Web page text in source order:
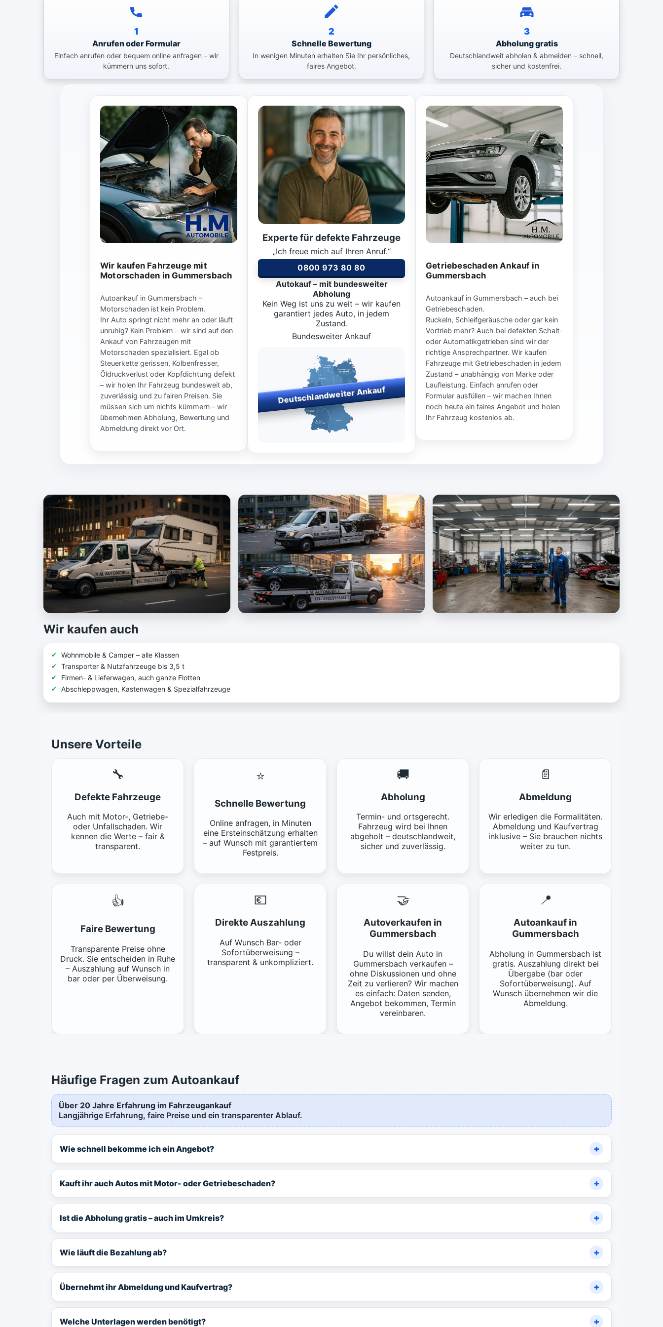
1
Anrufen oder Formular
Einfach anrufen oder bequem online anfragen – wir
kümmern uns sofort.
2
Schnelle Bewertung
In wenigen Minuten erhalten Sie Ihr persönliches,
faires Angebot.
3
Abholung gratis
Deutschlandweit abholen & abmelden – schnell,
sicher und kostenfrei.
Wir kaufen Fahrzeuge mit
Motorschaden in Gummersbach
Autoankauf in Gummersbach –
Motorschaden ist kein Problem.
Ihr Auto springt nicht mehr an oder läuft
unruhig? Kein Problem – wir sind auf den
Ankauf von Fahrzeugen mit
Motorschaden spezialisiert. Egal ob
Steuerkette gerissen, Kolbenfresser,
Öldruckverlust oder Kopfdichtung defekt
– wir holen Ihr Fahrzeug bundesweit ab,
zuverlässig und zu fairen Preisen. Sie
müssen sich um nichts kümmern – wir
übernehmen Abholung, Bewertung und
Abmeldung direkt vor Ort.
Experte für defekte Fahrzeuge
„Ich freue mich auf Ihren Anruf.“
0800 973 80 80
Autokauf – mit bundesweiter
Abholung
Kein Weg ist uns zu weit – wir kaufen
garantiert jedes Auto, in jedem
Zustand.
Bundesweiter Ankauf
Deutschlandweiter Ankauf
Getriebeschaden Ankauf in
Gummersbach
Autoankauf in Gummersbach – auch bei
Getriebeschaden.
Ruckeln, Schleifgeräusche oder gar kein
Vortrieb mehr? Auch bei defekten Schalt-
oder Automatikgetrieben sind wir der
richtige Ansprechpartner. Wir kaufen
Fahrzeuge mit Getriebeschaden in jedem
Zustand – unabhängig von Marke oder
Laufleistung. Einfach anrufen oder
Formular ausfüllen – wir machen Ihnen
noch heute ein faires Angebot und holen
Ihr Fahrzeug kostenlos ab.
Wir kaufen auch
Wohnmobile & Camper – alle Klassen
Transporter & Nutzfahrzeuge bis 3,5 t
Firmen- & Lieferwagen, auch ganze Flotten
Abschleppwagen, Kastenwagen & Spezialfahrzeuge
Unsere Vorteile
🔧
Defekte Fahrzeuge
Auch mit Motor-, Getriebe-
oder Unfallschaden. Wir
kennen die Werte – fair &
transparent.
⭐
Schnelle Bewertung
Online anfragen, in Minuten
eine Ersteinschätzung erhalten
– auf Wunsch mit garantiertem
Festpreis.
🚚
Abholung
Termin- und ortsgerecht.
Fahrzeug wird bei Ihnen
abgeholt – deutschlandweit,
sicher und zuverlässig.
📄
Abmeldung
Wir erledigen die Formalitäten.
Abmeldung und Kaufvertrag
inklusive – Sie brauchen nichts
weiter zu tun.
👍
Faire Bewertung
Transparente Preise ohne
Druck. Sie entscheiden in Ruhe
– Auszahlung auf Wunsch in
bar oder per Überweisung.
💶
Direkte Auszahlung
Auf Wunsch Bar- oder
Sofortüberweisung –
transparent & unkompliziert.
🤝
Autoverkaufen in
Gummersbach
Du willst dein Auto in
Gummersbach verkaufen –
ohne Diskussionen und ohne
Zeit zu verlieren? Wir machen
es einfach: Daten senden,
Angebot bekommen, Termin
vereinbaren.
📍
Autoankauf in
Gummersbach
Abholung in Gummersbach ist
gratis. Auszahlung direkt bei
Übergabe (bar oder
Sofortüberweisung). Auf
Wunsch übernehmen wir die
Abmeldung.
Häufige Fragen zum Autoankauf
Über 20 Jahre Erfahrung im Fahrzeugankauf
Langjährige Erfahrung, faire Preise und ein transparenter Ablauf.
Wie schnell bekomme ich ein Angebot?
Kauft ihr auch Autos mit Motor- oder Getriebeschaden?
Ist die Abholung gratis – auch im Umkreis?
Wie läuft die Bezahlung ab?
Übernehmt ihr Abmeldung und Kaufvertrag?
Welche Unterlagen werden benötigt?